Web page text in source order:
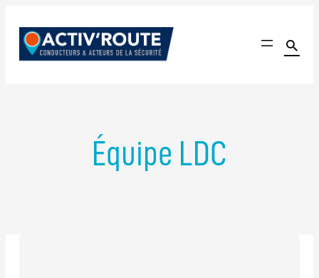
contenu

Le seul site communautaire dédié à l'amélioration
Équipe LDC